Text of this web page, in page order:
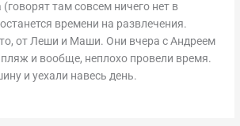
там совсем ничего нет в
времени на развлечения.
от Леши и Маши. Они вчера с Андреем
и вообще, неплохо провели время.
и уехали навесь день.